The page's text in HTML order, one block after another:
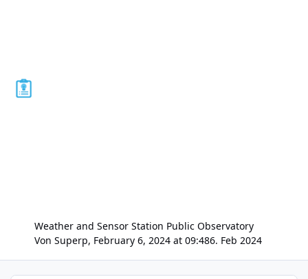
Weather and Sensor Station Public Observatory
VonSuperp, February 6, 2024 at 09:486. Feb 2024